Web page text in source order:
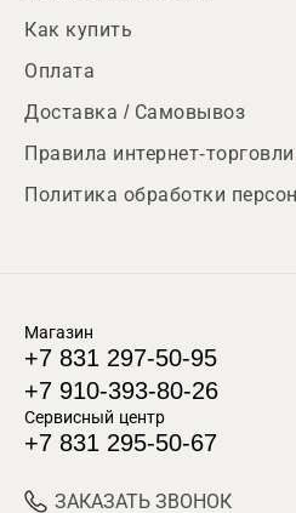
Как купить
Оплата
Доставка / Самовывоз
Правила интернет-торговли
Политика обработки
Магазин
+7 831 297-50-95
+7 910-393-80-26
Сервисный центр
+7 831 295-50-67
ЗАКАЗАТЬ ЗВОНОК